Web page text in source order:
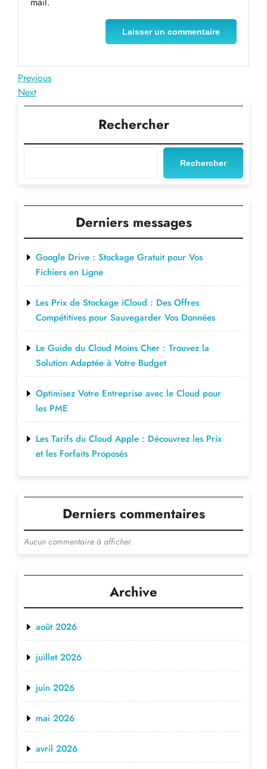
Navigation
de
Previous
Post
Previous
Next
Post
Next
Rechercher
Rechercher
Derniers messages
Google Drive : Stockage Gratuit pour Vos
Fichiers en Ligne
Les Prix de Stockage iCloud : Des Offres
Compétitives pour Sauvegarder Vos Données
Le Guide du Cloud Moins Cher : Trouvez la
Solution Adaptée à Votre Budget
Optimisez Votre Entreprise avec le Cloud pour
les PME
Les Tarifs du Cloud Apple : Découvrez les Prix
et les Forfaits Proposés
Derniers commentaires
Aucun commentaire à afficher.
Archive
août 2026
juillet 2026
juin 2026
mai 2026
avril 2026